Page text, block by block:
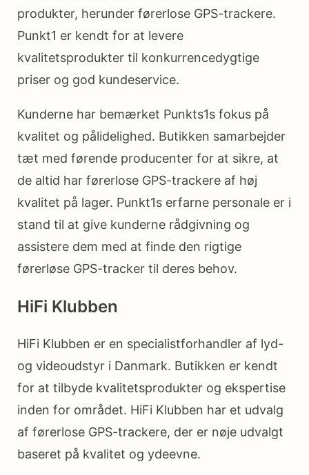
produkter, herunder førerlose GPS-trackere.
Punkt1 er kendt for at levere
kvalitetsprodukter til konkurrencedygtige
priser og god kundeservice.
Kunderne har bemærket Punkts1s fokus på
kvalitet og pålidelighed. Butikken samarbejder
tæt med førende producenter for at sikre, at
de altid har førerlose GPS-trackere af høj
kvalitet på lager. Punkt1s erfarne personale er i
stand til at give kunderne rådgivning og
assistere dem med at finde den rigtige
førerløse GPS-tracker til deres behov.
HiFi Klubben
HiFi Klubben er en specialistforhandler af lyd-
og videoudstyr i Danmark. Butikken er kendt
for at tilbyde kvalitetsprodukter og ekspertise
inden for området. HiFi Klubben har et udvalg
af førerlose GPS-trackere, der er nøje udvalgt
baseret på kvalitet og ydeevne.